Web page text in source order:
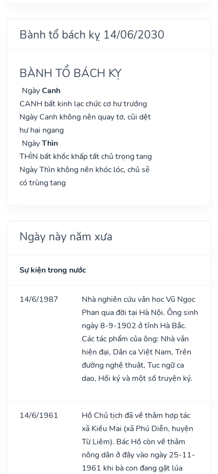
Bành tổ bách kỵ 14/06/2030
BÀNH TỔ BÁCH KỴ
NgàyCanh
CANH bất kinh lạc chức cơ hư trướng
Ngày Canh không nên quay tơ, cũi dệt
hư hại ngang
NgàyThìn
THÌN bất khốc khấp tất chủ trọng tang
Ngày Thìn không nên khóc lóc, chủ sẽ
có trùng tang
Ngày này năm xưa
Sự kiện trong nước
14/6/1987
Nhà nghiên cứu vǎn học Vũ Ngọc
Phan qua đời tại Hà Nội. Ông sinh
ngày 8-9-1902 ở tỉnh Hà Bắc.
Các tác phẩm của ông: Nhà vǎn
hiện đại, Dân ca Việt Nam, Trên
đường nghệ thuật, Tục ngữ ca
dao, Hồi ký và một số truyện ký.
14/6/1961
Hồ Chủ tịch đã về thǎm hợp tác
xã Kiều Mai (xã Phú Diễn, huyện
Từ Liêm). Bác Hồ còn về thǎm
nông dân ở đây vào ngày 25-11-
1961 khi bà con đang gặt lúa